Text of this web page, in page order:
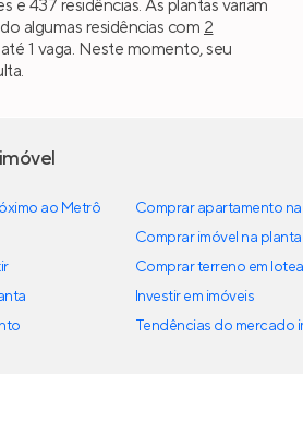
e 437 residências. As plantas variam
algumas residências com 2
até 1 vaga. Neste momento, seu
ao Metrô
Comprar apartamento
Comprar imóvel na planta
Comprar terreno em
Investir em imóveis
Tendências do mercado